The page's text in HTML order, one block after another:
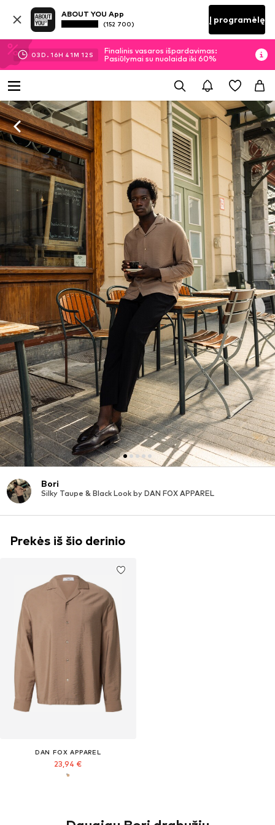
ABOUT YOU App
(152 700) Į programėlę
03D. 16H 41M 11 S
Finalinis vasaros išpardavimas:
Pasiūlymai su nuolaida iki 60%
Bori
Silky Taupe & Black Look by DAN FOX APPAREL
Prekės iš šio derinio
DAN FOX APPAREL
23,94 €